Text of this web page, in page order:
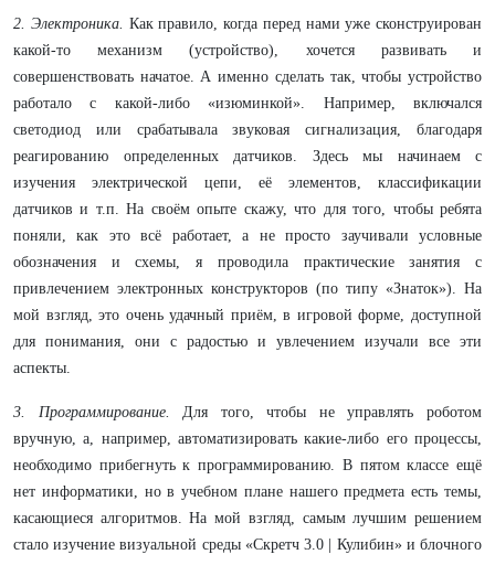
2. Электроника. Как правило, когда перед нами уже сконструирован
какой-то механизм (устройство), хочется развивать и
совершенствовать начатое. А именно сделать так, чтобы устройство
работало с какой-либо «изюминкой». Например, включался
светодиод или срабатывала звуковая сигнализация, благодаря
реагированию определенных датчиков. Здесь мы начинаем с
изучения электрической цепи, её элементов, классификации
датчиков и т.п. На своём опыте скажу, что для того, чтобы ребята
поняли, как это всё работает, а не просто заучивали условные
обозначения и схемы, я проводила практические занятия с
привлечением электронных конструкторов (по типу «Знаток»). На
мой взгляд, это очень удачный приём, в игровой форме, доступной
для понимания, они с радостью и увлечением изучали все эти
аспекты.
3. Программирование.
Для того, чтобы не управлять роботом
вручную, а, например, автоматизировать какие-либо его процессы,
необходимо прибегнуть к программированию. В пятом классе ещё
нет информатики, но в учебном плане нашего предмета есть темы,
касающиеся алгоритмов. На мой взгляд, самым лучшим решением
стало изучение визуальной среды «Скретч 3.0 | Кулибин» и блочного